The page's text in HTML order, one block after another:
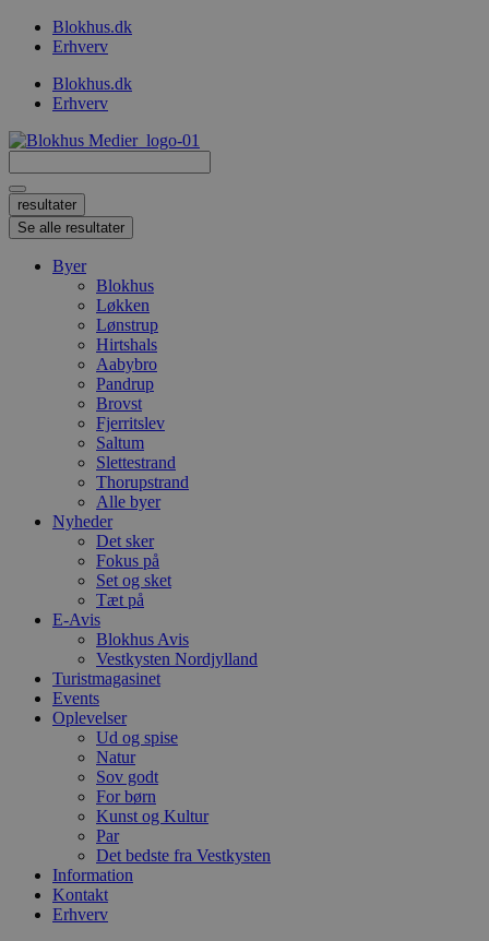
VidereBlokhus.dk
Erhverv
Blokhus.dk
Erhverv
...
resultater
Se alle resultater
Byer
Blokhus
Løkken
Lønstrup
Hirtshals
Aabybro
Pandrup
Brovst
Fjerritslev
Saltum
Slettestrand
Thorupstrand
Alle byer
Nyheder
Det sker
Fokus på
Set og sket
Tæt på
E-Avis
Blokhus Avis
Vestkysten Nordjylland
Turistmagasinet
Events
Oplevelser
Ud og spise
Natur
Sov godt
For børn
Kunst og Kultur
Par
Det bedste fra Vestkysten
Information
Kontakt
Erhverv